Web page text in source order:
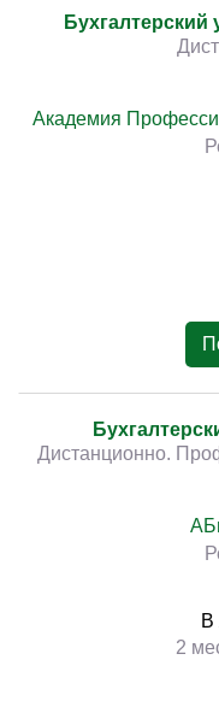
Бухгалтерский
Академия
Дистанционно.
В
2